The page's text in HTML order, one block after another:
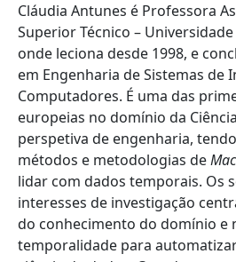
Cláudia Antunes é Professora
Superior Técnico – Universidade
onde leciona desde 1998, e
em Engenharia de Sistemas de
Computadores. É uma das
europeias no domínio da
perspetiva de engenharia,
métodos e metodologias de
lidar com dados temporais. Os
interesses de investigação
do conhecimento do domínio e
temporalidade para